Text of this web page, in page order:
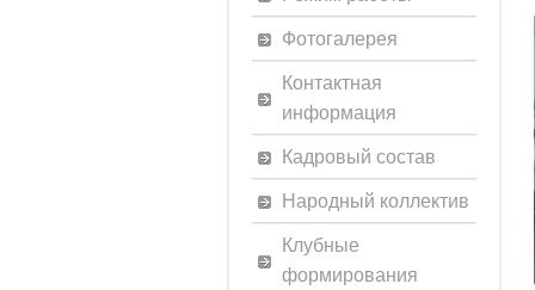
Фотогалерея
Контактная
информация
Кадровый состав
Народный коллектив
Клубные
формирования